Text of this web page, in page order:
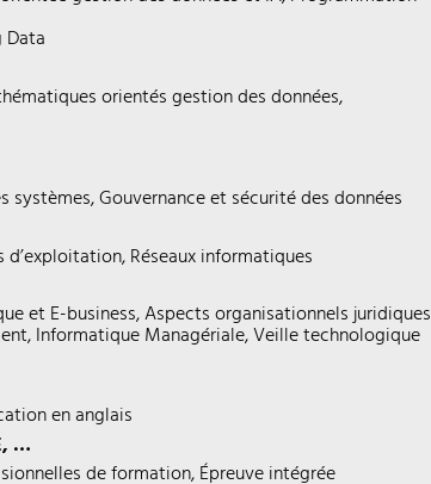
Data
orientés gestion des données,
Gouvernance et sécurité des données
Réseaux informatiques
et E-business, Aspects organisationnels juridiques
Informatique Managériale, Veille technologique
en anglais
…
de formation, Épreuve intégrée